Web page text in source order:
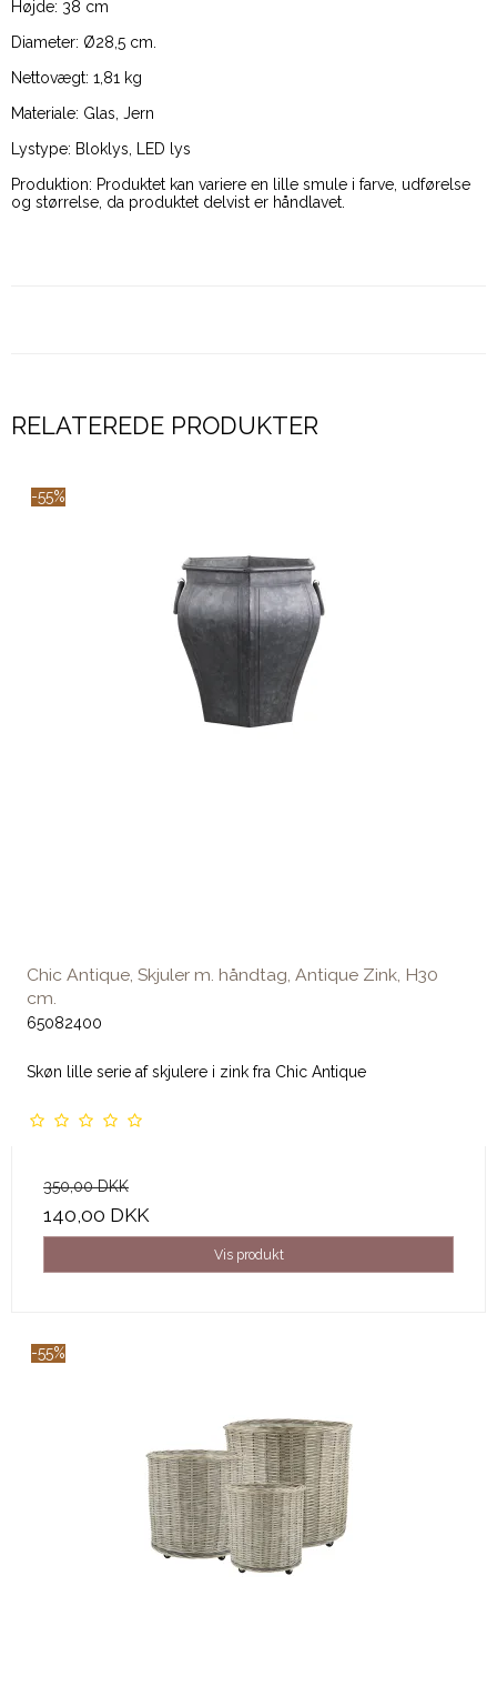
Højde: 38 cm
Diameter: Ø28,5 cm.
Nettovægt: 1,81 kg
Materiale: Glas, Jern
Lystype: Bloklys, LED lys
Produktion: Produktet kan variere en lille smule i farve, udførelse
og størrelse, da produktet delvist er håndlavet.
RELATEREDE PRODUKTER
-55%
Chic Antique, Skjuler m. håndtag, Antique Zink, H30
cm.
65082400
Skøn lille serie af skjulere i zink fra Chic Antique
350,00 DKK
140,00 DKK
Vis produkt
-55%